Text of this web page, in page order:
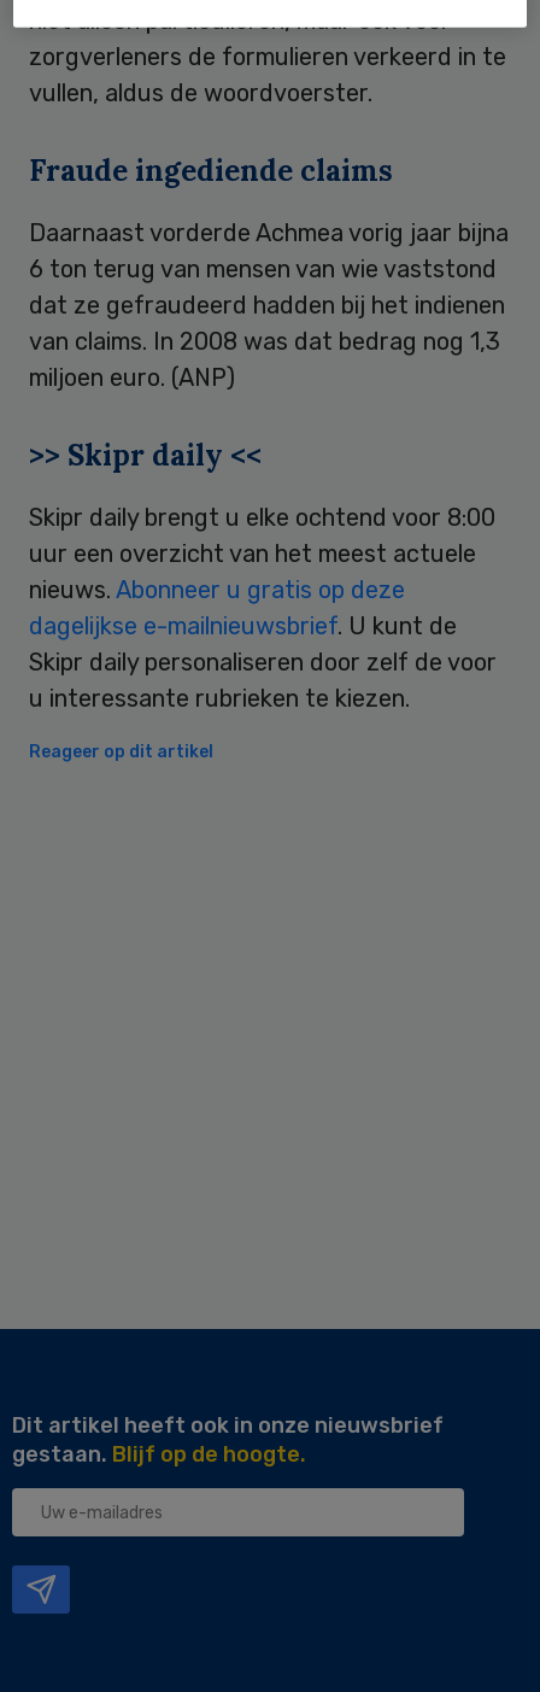
niet alleen particulieren, maar ook veel
zorgverleners de formulieren verkeerd in te
vullen, aldus de woordvoerster.
Fraude ingediende claims
Daarnaast vorderde Achmea vorig jaar bijna
6 ton terug van mensen van wie vaststond
dat ze gefraudeerd hadden bij het indienen
van claims. In 2008 was dat bedrag nog 1,3
miljoen euro. (ANP)
>> Skipr daily <<
Skipr daily brengt u elke ochtend voor 8:00
uur een overzicht van het meest actuele
nieuws. Abonneer u gratis op deze
dagelijkse e-mailnieuwsbrief. U kunt de
Skipr daily personaliseren door zelf de voor
u interessante rubrieken te kiezen.
Reageer op dit artikel
Dit artikel heeft ook in onze nieuwsbrief
gestaan. Blijf op de hoogte.
Uw